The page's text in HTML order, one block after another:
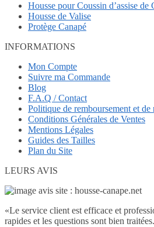
Housse pour Coussin d’assise de
Housse de Valise
Protège Canapé
INFORMATIONS
Mon Compte
Suivre ma Commande
Blog
F.A.Q / Contact
Politique de remboursement et de
Conditions Générales de Ventes
Mentions Légales
Guides des Tailles
Plan du Site
LEURS AVIS
«Le service client est efficace et
rapides et les questions sont bien traitées.